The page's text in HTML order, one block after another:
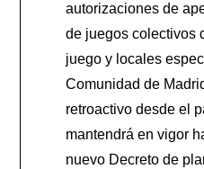
autorizaciones de
de juegos colectivos
juego y locales
Comunidad de
retroactivo desde el
mantendrá en vigor
nuevo Decreto de